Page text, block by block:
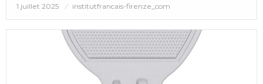
Posted
1 juillet 2025 institutfrancais-firenze_com